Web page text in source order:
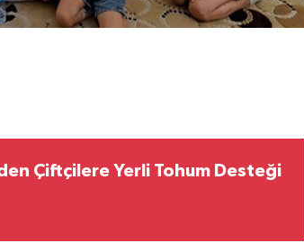
Çiftçilere Yerli Tohum Desteği